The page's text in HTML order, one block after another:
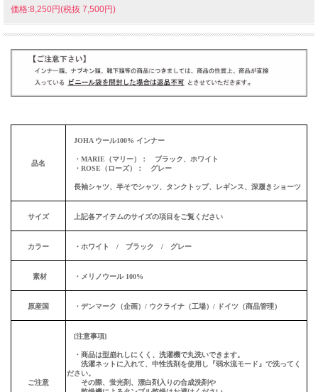
価格:8,250円(税抜 7,500円)
品名
JOHA ウール100% インナー
・MARIE（マリー）： ブラック、ホワイト
・ROSE（ローズ）： グレー
長袖シャツ、半そでシャツ、タンクトップ、レギンス、深履きショーツ
サイズ 上記各アイテムのサイズの項目をご覧ください
カラー ・ホワイト / ブラック / グレー
素材 ・メリノウール 100%
原産国 ・デンマーク（企画）/ ウクライナ（工場）/ ドイツ（商品管理）
ご注意
[注意事項]
・商品は型崩れしにくく、洗濯機で丸洗いできます。
洗濯ネットに入れて、中性洗剤を使用し『弱水流モード』で洗ってく
ださい。
その際、蛍光剤、漂白剤入りの合成洗剤や